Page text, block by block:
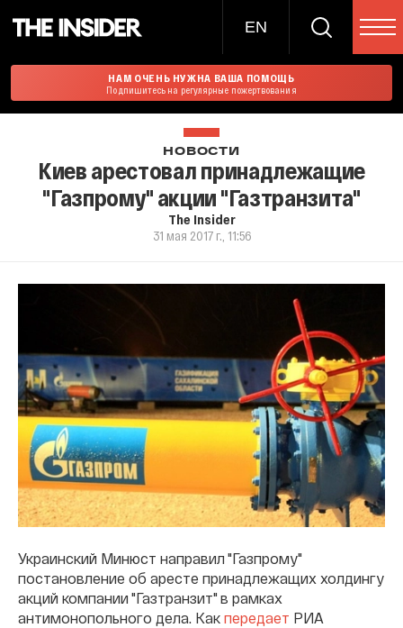
EN
НАМ ОЧЕНЬ НУЖНА ВАША ПОМОЩЬ
Подпишитесь на регулярные пожертвования
НОВОСТИ
Киев арестовал принадлежащие
"Газпрому" акции "Газтранзита"
The Insider
31 мая 2017 г., 11:56
Украинский Минюст направил "Газпрому"
постановление об аресте принадлежащих холдингу
акций компании "Газтранзит" в рамках
антимонопольного дела. Как передает РИА